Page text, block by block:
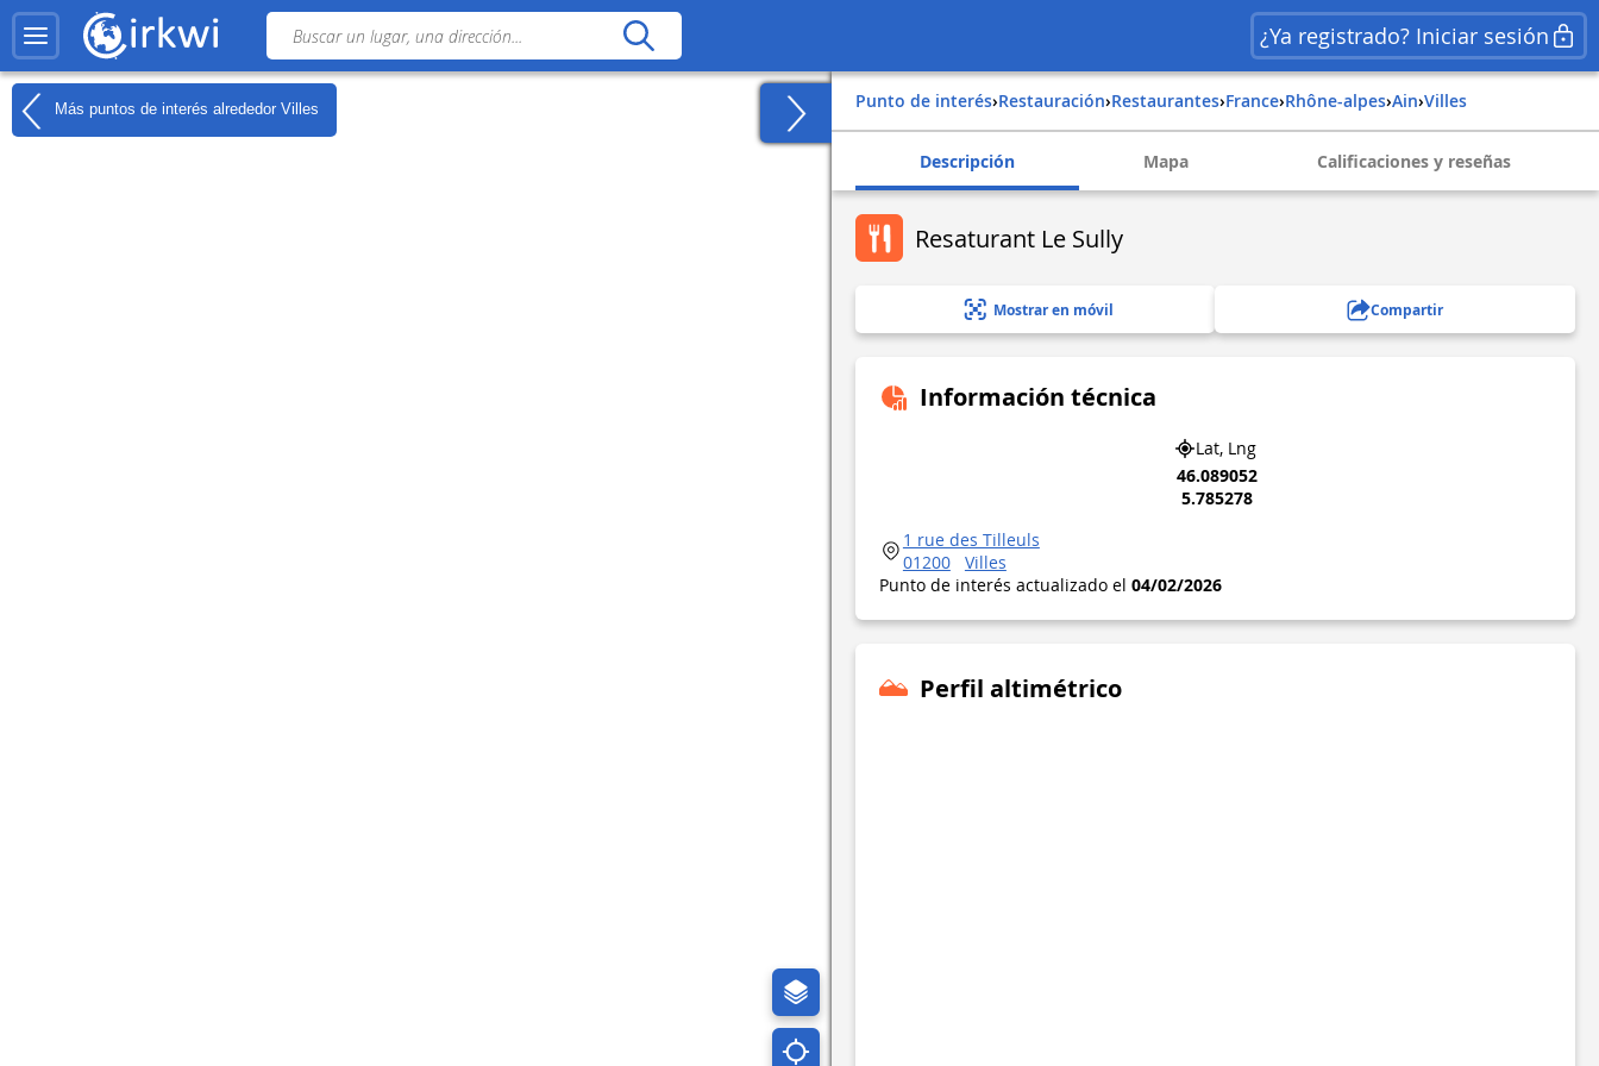
¿Ya registrado? Iniciar sesión
Más puntos de interés alrededor Villes Punto de interés› Restauración› Restaurantes› france› rhône-alpes› ain› villes
Descripción Mapa Calificaciones y reseñas
Resaturant Le Sully
Mostrar en móvil Compartir
Información técnica
Lat, Lng
46.089052
5.785278
1 rue des Tilleuls
01200
Villes
Punto de interés actualizado el 04/02/2026
Perfil altimétrico